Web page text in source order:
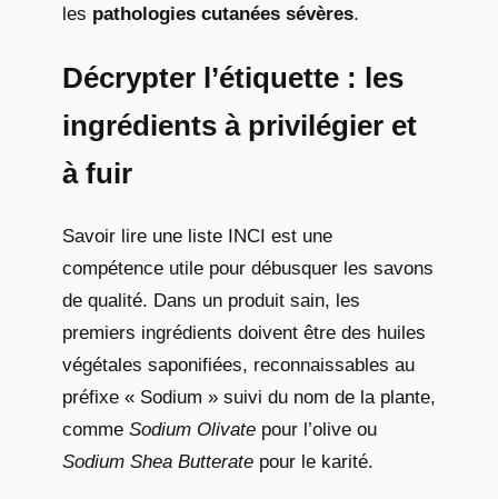
les pathologies cutanées sévères.
Décrypter l’étiquette : les
ingrédients à privilégier et
à fuir
Savoir lire une liste INCI est une
compétence utile pour débusquer les savons
de qualité. Dans un produit sain, les
premiers ingrédients doivent être des huiles
végétales saponifiées, reconnaissables au
préfixe « Sodium » suivi du nom de la plante,
comme Sodium Olivate pour l’olive ou
Sodium Shea Butterate pour le karité.